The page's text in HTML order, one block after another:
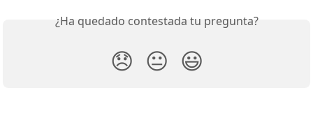
¿Ha quedado contestada tu pregunta?
😞 😐 😃